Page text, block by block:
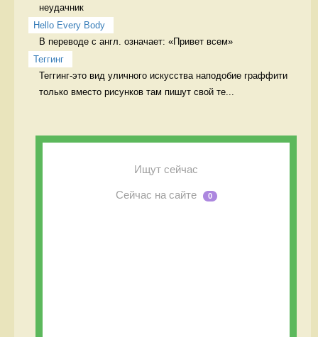
неудачник
Hello Every Body
В переводе с англ. означает: «Привет всем»
Теггинг
Теггинг-это вид уличного искусства наподобие граффити
только вместо рисунков там пишут свой те...
Ищут сейчас
Сейчас на сайте 0